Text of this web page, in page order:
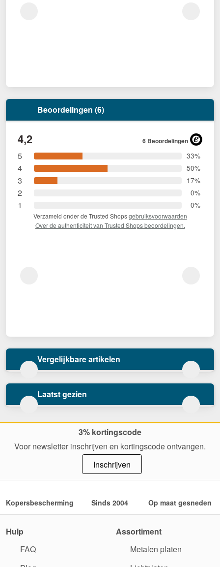
Beoordelingen (6)
4,2 6 Beoordelingen
5 33%
4 50%
3 17%
2 0%
1 0%
Verzameld onder de Trusted Shopsgebruiksvoorwaarden
Over de authenticiteit van Trusted Shops beoordelingen.
Vergelijkbare artikelen
Laatst gezien
3% kortingscode
Voor newsletter inschrijven en kortingscode ontvangen.
Inschrijven
Kopersbescherming Sinds 2004 Op maat gesneden
Hulp
FAQ
Assortiment
Metalen platen